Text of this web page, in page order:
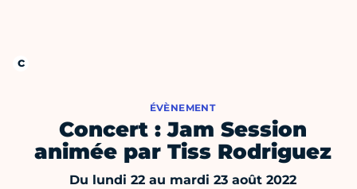
ÉVÈNEMENT
Concert : Jam Session
animée par Tiss Rodriguez
Du lundi 22 au mardi 23 août 2022